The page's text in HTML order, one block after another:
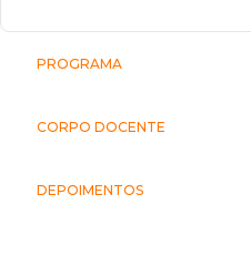
PROGRAMA
CORPO DOCENTE
DEPOIMENTOS